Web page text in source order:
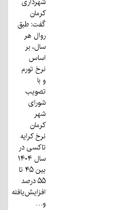
کرمان
گفت: طبق
روال هر
سال، بر
اساس
نرخ تورم
و با
تصویب
شورای
شهر
کرمان
نرخ کرایه
تاکسی در
سال ۱۴۰۴
بین ۴۵ تا
۵۵ درصد
افزایش‌یافته
و…